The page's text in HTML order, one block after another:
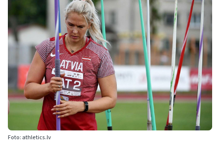
Foto: athletics.lv